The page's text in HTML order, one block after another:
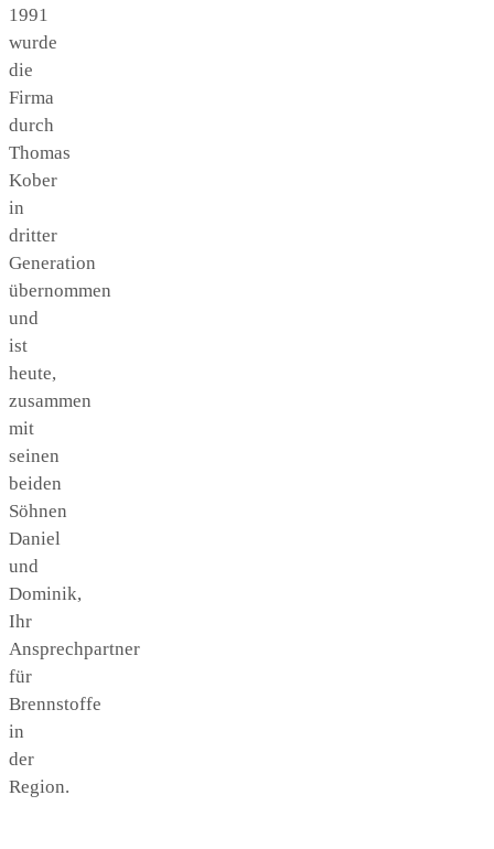
1991
wurde
die
Firma
durch
Thomas
Kober
in
dritter
Generation
übernommen
und
ist
heute,
zusammen
mit
seinen
beiden
Söhnen
Daniel
und
Dominik,
Ihr
Ansprechpartner
für
Brennstoffe
in
der
Region.